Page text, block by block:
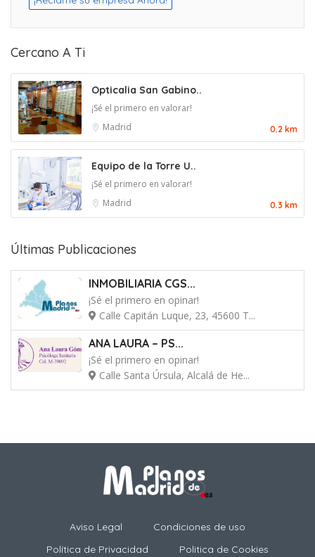
Cercano A Ti
Opticalia San Gabino..
¡Sé el primero en valorar!
Madrid
0.2 km
Equipo de la Torre U..
¡Sé el primero en valorar!
Madrid
0.3 km
Últimas Publicaciones
INMOBILIARIA CGS...
¡Sé el primero en opinar!
Calle Capitán Luque, 23, 45600 T...
ANA LAURA – PS...
¡Sé el primero en opinar!
Calle Santa Úrsula, Alcalá de He...
Aviso Legal
Condiciones de uso
Política de Privacidad
Politica de Cookies